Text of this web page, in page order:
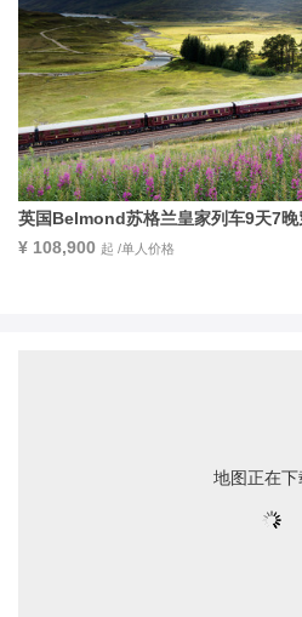
英国Belmond苏格兰皇家列车9天7晚
¥ 108,900 起 /单人价格
地图正在下